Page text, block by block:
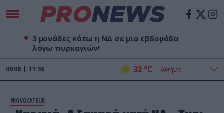
3 μονάδες κάτω η ΝΔ σε μια εβδομάδα
λόγω πυρκαγιών!
09 08 11:36 32 oC
PROVOCATEUR